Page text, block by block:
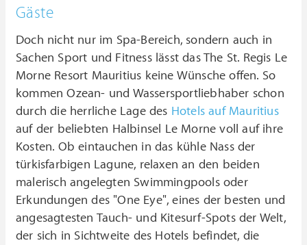
Gäste
Doch nicht nur im Spa-Bereich, sondern auch in
Sachen Sport und Fitness lässt das The St. Regis Le
Morne Resort Mauritius keine Wünsche offen. So
kommen Ozean- und Wassersportliebhaber schon
durch die herrliche Lage des Hotels auf Mauritius
auf der beliebten Halbinsel Le Morne voll auf ihre
Kosten. Ob eintauchen in das kühle Nass der
türkisfarbigen Lagune, relaxen an den beiden
malerisch angelegten Swimmingpools oder
Erkundungen des "One Eye", eines der besten und
angesagtesten Tauch- und Kitesurf-Spots der Welt,
der sich in Sichtweite des Hotels befindet, die